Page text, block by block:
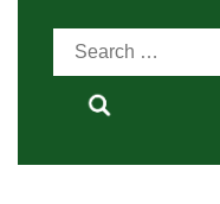
Search
for: